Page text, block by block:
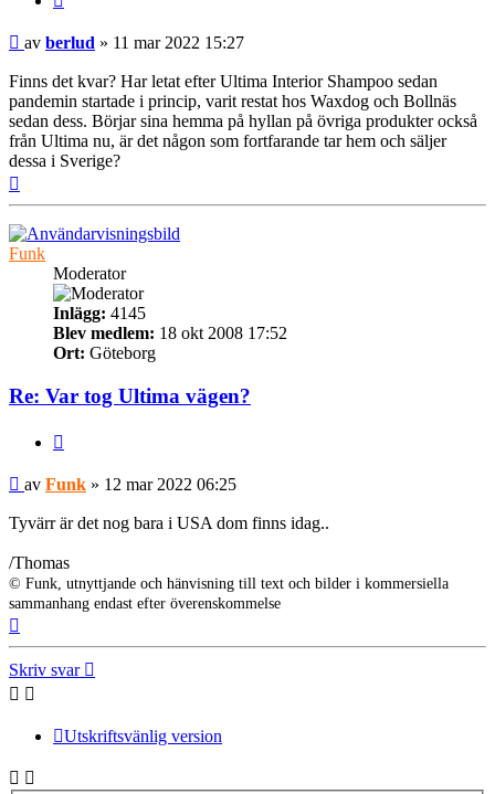
Inlägg
av berlud » 11 mar 2022 15:27
Finns det kvar? Har letat efter Ultima Interior Shampoo sedan
pandemin startade i princip, varit restat hos Waxdog och Bollnäs
sedan dess. Börjar sina hemma på hyllan på övriga produkter också
från Ultima nu, är det någon som fortfarande tar hem och säljer
dessa i Sverige?
Funk
Moderator
Inlägg: 4145
Blev medlem: 18 okt 2008 17:52
Ort: Göteborg
Re: Var tog Ultima vägen?
Inlägg
av Funk » 12 mar 2022 06:25
Tyvärr är det nog bara i USA dom finns idag..
/Thomas
© Funk, utnyttjande och hänvisning till text och bilder i kommersiella
sammanhang endast efter överenskommelse
Skriv svar
Utskriftsvänlig version